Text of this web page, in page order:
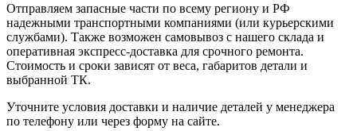
Отправляем запасные части по всему региону и РФ
надежными транспортными компаниями (или курьерскими
службами). Также возможен самовывоз с нашего склада и
оперативная экспресс-доставка для срочного ремонта.
Стоимость и сроки зависят от веса, габаритов детали и
выбранной ТК.
Уточните условия доставки и наличие деталей у менеджера
по телефону или через форму на сайте.